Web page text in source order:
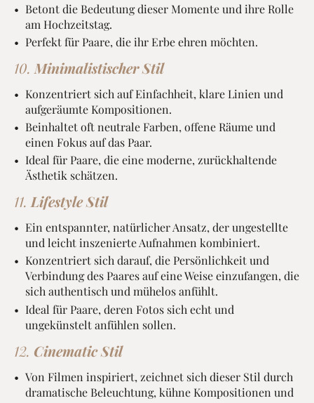
Betont die Bedeutung dieser Momente und ihre Rolle
am Hochzeitstag.
Perfekt für Paare, die ihr Erbe ehren möchten.
10. Minimalistischer Stil
Konzentriert sich auf Einfachheit, klare Linien und
aufgeräumte Kompositionen.
Beinhaltet oft neutrale Farben, offene Räume und
einen Fokus auf das Paar.
Ideal für Paare, die eine moderne, zurückhaltende
Ästhetik schätzen.
11. Lifestyle Stil
Ein entspannter, natürlicher Ansatz, der ungestellte
und leicht inszenierte Aufnahmen kombiniert.
Konzentriert sich darauf, die Persönlichkeit und
Verbindung des Paares auf eine Weise einzufangen, die
sich authentisch und mühelos anfühlt.
Ideal für Paare, deren Fotos sich echt und
ungekünstelt anfühlen sollen.
12. Cinematic Stil
Von Filmen inspiriert, zeichnet sich dieser Stil durch
dramatische Beleuchtung, kühne Kompositionen und